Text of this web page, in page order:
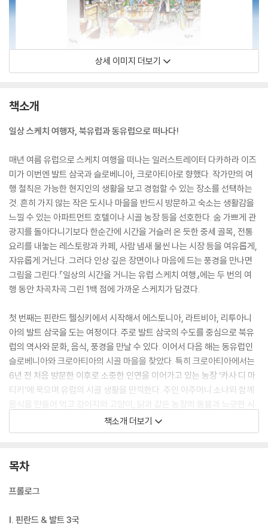
상세 이미지 더보기
책소개
일상 스케치 여행자, 북유럽과 동유럽으로 떠나다!
매년 여름 유럽으로 스케치 여행을 떠나는 일러스트레이터 다카하라 이즈
미가 이번엔 발트 삼국과 슬로베니아, 크로아티아로 향했다. 작가만의 여
행 철칙은 가능한 현지인의 생활을 보고 경험할 수 있는 장소를 선택하는
것. 흔히 가지 않는 작은 도시나 마을을 반드시 방문하고 숙소는 생활감을
느낄 수 있는 아파트먼트 호텔이나 시골 농장 등을 선호한다. 숨 가쁘게 관
광지를 돌아다니기보다 한순간에 시간을 거슬러 온 듯한 중세 골목, 전통
요리를 내놓는 레스토랑과 카페, 사람 냄새 물씬 나는 시장 등을 여유롭게,
자유롭게 거닌다. 그러다 인상 깊은 장면이나 마음에 드는 풍경을 만나면
그림을 그린다.『일상의 시간을 거니는 유럽 스케치 여행』에는 두 번의 여
행 동안 차곡차곡 그린 1백 점에 가까운 스케치가 담겼다.
첫 번째는 핀란드 헬싱키에서 시작해서 에스토니아, 라트비아, 리투아니
아의 발트 삼국을 도는 여정이다. 주로 발트 삼국의 수도를 중심으로 북유
럽의 역사와 문화, 음식, 풍경을 만날 수 있다. 이어서 다음 해는 동유럽인
슬로베니아와 크로아티아의 시골 마을을 찾았다. 특히 크로아티아에서는
6년 전 처음 방문한 이후로 소중한 인연을 이어가고 있는 농장 ‘카사 디 마
티키’에 묵으며 유럽의 시골 생활을 만끽한다. 주인 아주머니 소냐와 함께
음식을 만들어 먹고 강아지와 고양이, 닭과 같은 농장의 동물과 느긋한 시
간을 보냈다. 그 장면을 정성껏 담은 수채화 일러스트와 함께 단순한 여행
이 아닌 유럽의 일상에 녹아드는 기분을 경험할 수 있다.
책소개 더보기
목차
프롤로그
I. 핀란드 & 발트 3국